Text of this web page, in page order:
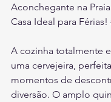
Aconchegante na
Casa Ideal para Férias!
A cozinha totalmente
uma cervejeira,
momentos de
diversão. O amplo